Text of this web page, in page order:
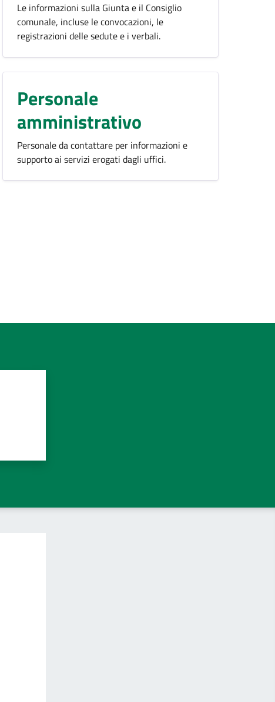
Le informazioni sulla Giunta e il Consiglio
comunale, incluse le convocazioni, le
registrazioni delle sedute e i verbali.
Personale
amministrativo
Personale da contattare per informazioni e
supporto ai servizi erogati dagli uffici.